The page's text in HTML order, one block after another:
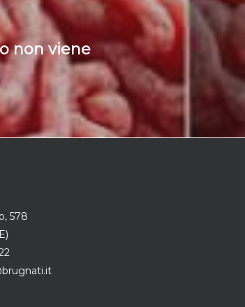
non viene
578